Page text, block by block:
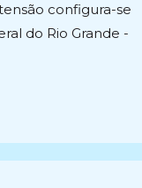
configura-se
do Rio Grande -